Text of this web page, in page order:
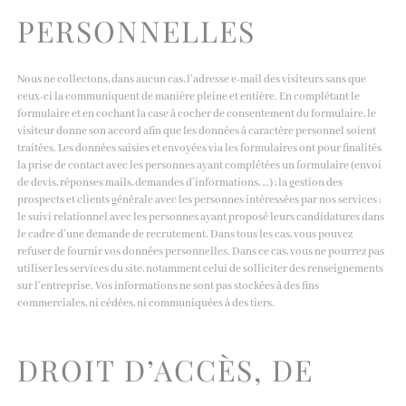
PERSONNELLES
Nous ne collectons, dans aucun cas, l’adresse e-mail des visiteurs sans que
ceux-ci la communiquent de manière pleine et entière. En complétant le
formulaire et en cochant la case à cocher de consentement du formulaire, le
visiteur donne son accord afin que les données à caractère personnel soient
traitées. Les données saisies et envoyées via les formulaires ont pour finalités
la prise de contact avec les personnes ayant complétées un formulaire (envoi
de devis, réponses mails, demandes d’informations, …) ; la gestion des
prospects et clients générale avec les personnes intéressées par nos services ;
le suivi relationnel avec les personnes ayant proposé leurs candidatures dans
le cadre d’une demande de recrutement. Dans tous les cas, vous pouvez
refuser de fournir vos données personnelles. Dans ce cas, vous ne pourrez pas
utiliser les services du site, notamment celui de solliciter des renseignements
sur l’entreprise. Vos informations ne sont pas stockées à des fins
commerciales, ni cédées, ni communiquées à des tiers.
DROIT D’ACCÈS, DE